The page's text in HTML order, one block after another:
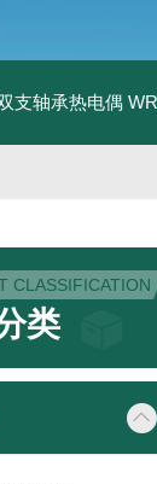
支轴承热电偶
CLASSIFICATION
类